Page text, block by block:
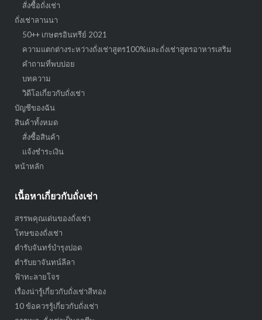
สั่งซื้อถั่งเช่า
ถั่งเช่าลานนา
50++ เกษตรอินทรีย์ 2021
ความแตกต่างระหว่างถั่งเช่าสูตร100%และถั่งเช่าสูตรอาหารเสริม
คำถามที่พบบ่อย
บทความ
วิดีโอเกี่ยวกับถั่งเช่า
บัญชีของฉัน
สินค้าทั้งหมด
สั่งซื้อสินค้า
แจ้งชำระเงิน
หน้าหลัก
เนื้อหาเกี่ยวกับถั่งเช่า
สรรพคุณเด่นของถั่งเช่า
โทษของถั่งเช่า
ตำรับจันทร์บำรุงปอด
ตำรับยาจันทน์ลีลา
ฟ้าทะลายโจร
เรื่องน่ารู้เกี่ยวกับถั่งเช่าสีทอง
10 ข้อควรรู้เกี่ยวกับถั่งเช่า